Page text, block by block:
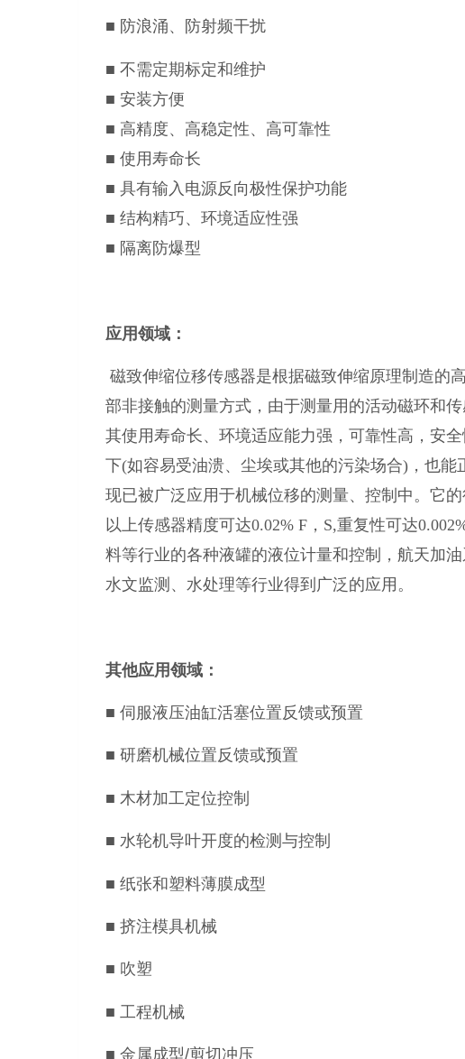
■ 防浪涌、防射频干扰
■ 不需定期标定和维护
■ 安装方便
■ 高精度、高稳定性、高可靠性
■ 使用寿命长
■ 具有输入电源反向极性保护功能
■ 结构精巧、环境适应性强
■ 隔离防爆型
应用领域：
磁致伸缩位移传感器是根据磁致伸缩原理制造的
部非接触的测量方式，由于测量用的活动磁环和
其使用寿命长、环境适应能力强，可靠性高，安
下(如容易受油溃、尘埃或其他的污染场合)，也能
现已被广泛应用于机械位移的测量、控制中。它
以上传感器精度可达0.02% F，S,重复性可达
料等行业的各种液罐的液位计量和控制，航天加
水文监测、水处理等行业得到广泛的应用。
其他应用领域：
■ 伺服液压油缸活塞位置反馈或预置
■ 研磨机械位置反馈或预置
■ 木材加工定位控制
■ 水轮机导叶开度的检测与控制
■ 纸张和塑料薄膜成型
■ 挤注模具机械
■ 吹塑
■ 工程机械
■ 金属成型/剪切冲压